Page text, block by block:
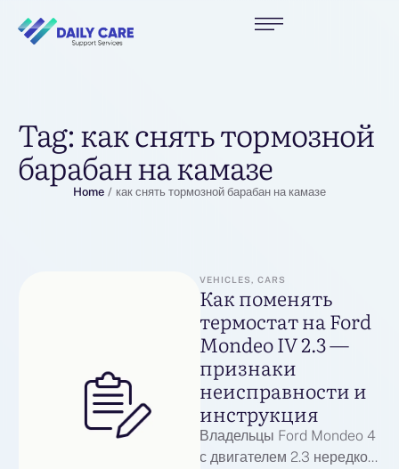
Tag:как снять тормозной
барабан на камазе
Home / как снять тормозной барабан на камазе
VEHICLES, CARS
Как поменять
термостат на Ford
Mondeo IV 2.3 —
признаки
неисправности и
инструкция
Владельцы Ford Mondeo 4
с двигателем 2.3 нередко